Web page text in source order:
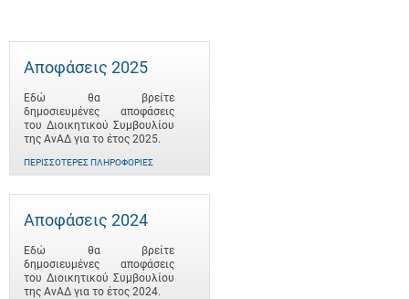
Αποφάσεις 2025
Εδώ θα βρείτε
δημοσιευμένες αποφάσεις
του Διοικητικού Συμβουλίου
της ΑνΑΔ για το έτος 2025.
ΠΕΡΙΣΣΌΤΕΡΕΣ ΠΛΗΡΟΦΟΡΊΕΣ
Αποφάσεις 2024
Εδώ θα βρείτε
δημοσιευμένες αποφάσεις
του Διοικητικού Συμβουλίου
της ΑνΑΔ για το έτος 2024.